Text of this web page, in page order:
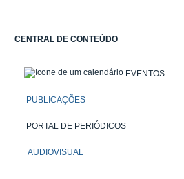
CENTRAL DE CONTEÚDO
EVENTOS
PUBLICAÇÕES
PORTAL DE PERIÓDICOS
AUDIOVISUAL